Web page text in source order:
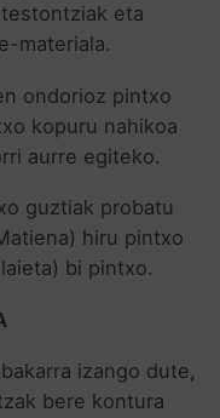
eta
materiala.
ondorioz pintxo
kopuru nahikoa
aurre egiteko.
guztiak probatu
hiru pintxo
bi pintxo.
izango dute,
bere kontura